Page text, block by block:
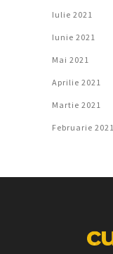
Iulie 2021
Iunie 2021
Mai 2021
Aprilie 2021
Martie 2021
Februarie 2021